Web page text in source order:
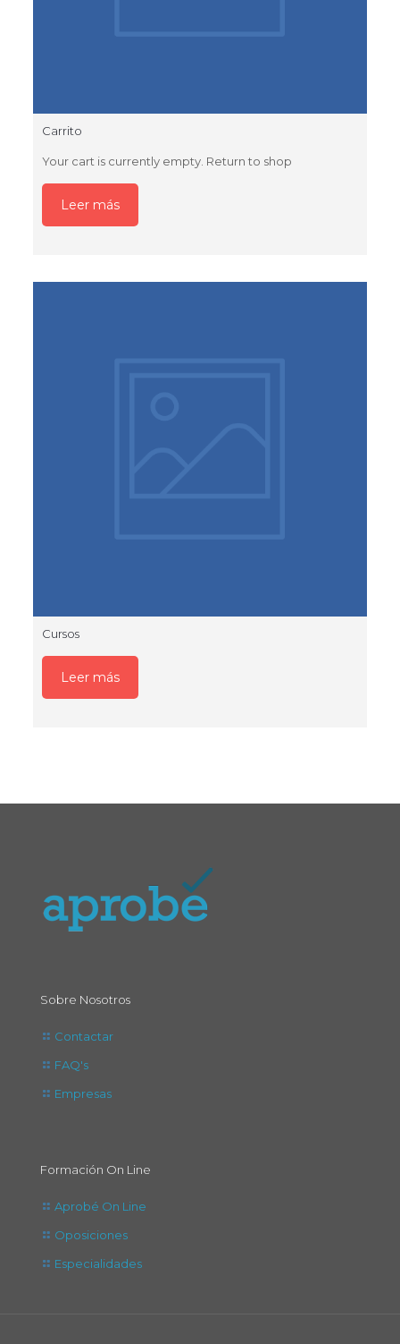
Carrito
Your cart is currently empty. Return to shop
Leer más
Cursos
Leer más
Sobre Nosotros
Contactar
FAQ's
Empresas
Formación On Line
Aprobé On Line
Oposiciones
Especialidades